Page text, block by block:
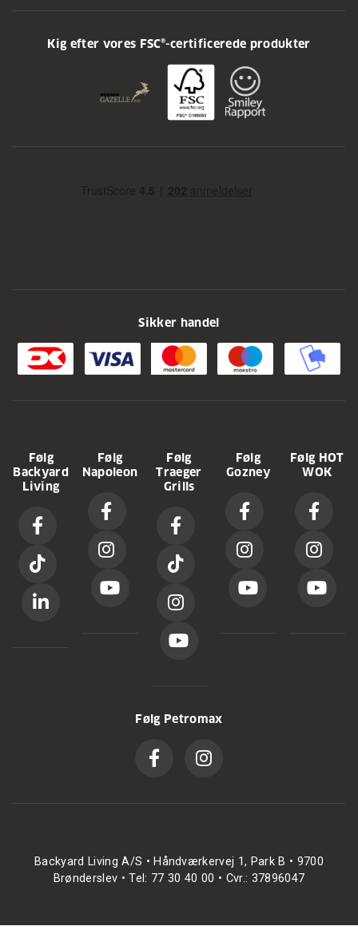
Kig efter vores FSC®-certificerede produkter
Sikker handel
Følg
Backyard
Living
Følg
Napoleon
Følg
Traeger
Grills
Følg
Gozney
Følg HOT
WOK
Følg Petromax
Backyard Living A/S • Håndværkervej 1, Park B • 9700
Brønderslev • Tel: 77 30 40 00 • Cvr.: 37896047